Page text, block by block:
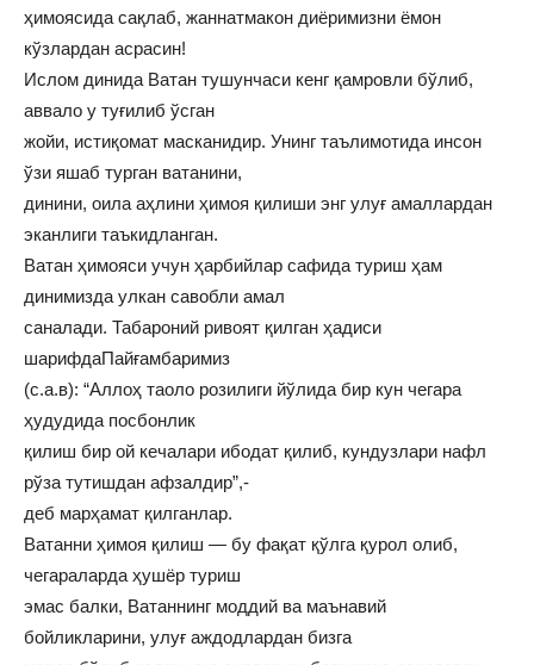
ҳимоясида сақлаб, жаннатмакон диёримизни ёмон
кўзлардан асрасин!
Ислом динида Ватан тушунчаси кенг қамровли бўлиб,
аввало у туғилиб ўсган
жойи, истиқомат масканидир. Унинг таълимотида инсон
ўзи яшаб турган ватанини,
динини, оила аҳлини ҳимоя қилиши энг улуғ амаллардан
эканлиги таъкидланган.
Ватан ҳимояси учун ҳарбийлар сафида туриш ҳам
динимизда улкан савобли амал
саналади. Табароний ривоят қилган ҳадиси
шарифдаПайғамбаримиз
(с.а.в): “Аллоҳ таоло розилиги йўлида бир кун чегара
ҳудудида посбонлик
қилиш бир ой кечалари ибодат қилиб, кундузлари нафл
рўза тутишдан афзалдир”,-
деб марҳамат қилганлар.
Ватанни ҳимоя қилиш — бу фақат қўлга қурол олиб,
чегараларда ҳушёр туриш
эмас балки, Ватаннинг моддий ва маънавий
бойликларини, улуғ аждодлардан бизга